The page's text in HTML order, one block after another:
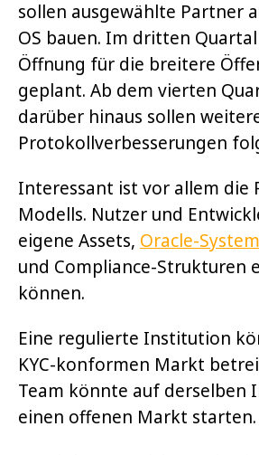
sollen ausgewählte Partner
OS bauen. Im dritten
Öffnung für die breitere
geplant. Ab dem vierten
darüber hinaus sollen
Protokollverbesserungen
Interessant ist vor allem die
Modells. Nutzer und
eigene Assets, Oracle-
und Compliance-Strukturen
können.
Eine regulierte Institution
KYC-konformen Markt
Team könnte auf derselben
einen offenen Markt starten.